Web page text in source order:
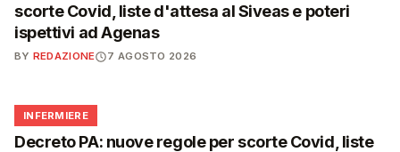
scorte Covid, liste d'attesa al Siveas e poteri
ispettivi ad Agenas
BY REDAZIONE 7 AGOSTO 2026
🩺
INFERMIERE
Decreto PA: nuove regole per scorte Covid, liste